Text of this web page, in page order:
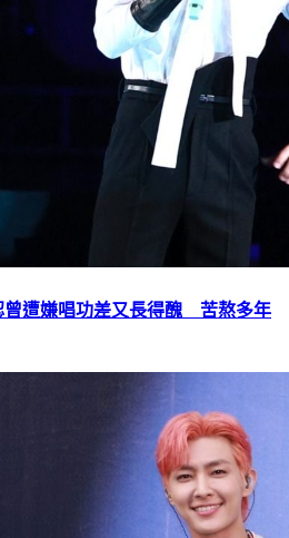
曾遭嫌唱功差又長得醜 苦熬多年